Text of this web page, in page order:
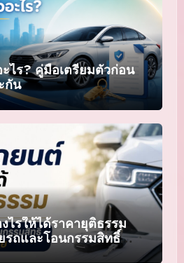
ไร? คู่มือเตรียมตัวก่อน
กัน
ไรให้ได้ราคายุติธรรม
ถและโอนกรรมสิทธิ์